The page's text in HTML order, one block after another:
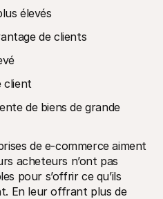
élevés
de clients
client
de biens de grande
de e-commerce aiment
acheteurs n’ont pas
pour s’offrir ce qu’ils
En leur offrant plus de